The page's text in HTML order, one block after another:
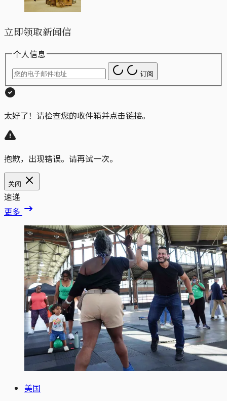
立即领取新闻信
个人信息
订阅
太好了！请检查您的收件箱并点击链接。
抱歉，出现错误。请再试一次。
关闭
速递
更多
美国